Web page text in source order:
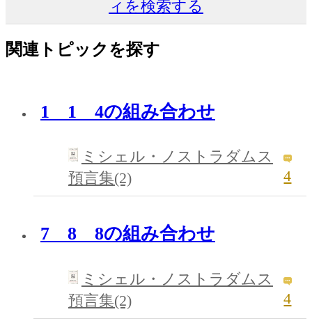
ィを検索する
関連トピックを探す
1 1 4の組み合わせ
ミシェル・ノストラダムス
預言集(2)
4
7 8 8の組み合わせ
ミシェル・ノストラダムス
預言集(2)
4